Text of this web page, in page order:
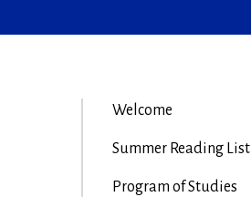
Welcome
Summer Reading List
Program of Studies